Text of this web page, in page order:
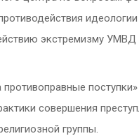
идеологии
экстремизму УМВД
совершения
группы.